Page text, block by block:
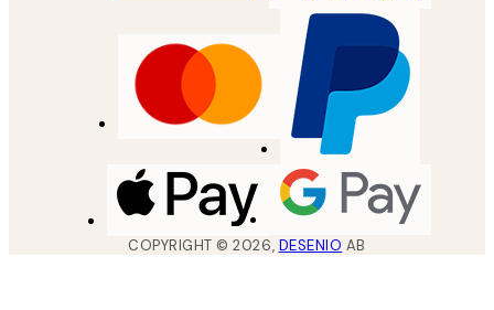
COPYRIGHT ©2026, DESENIO AB